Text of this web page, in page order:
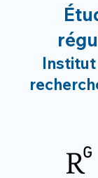
Institut